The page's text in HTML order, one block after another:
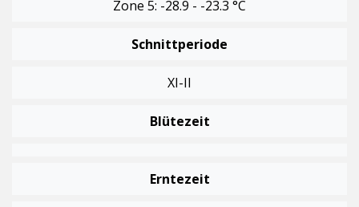
Zone 5: -28.9 - -23.3 °C
Schnittperiode
XI-II
Blütezeit
Erntezeit